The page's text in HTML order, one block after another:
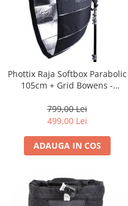
Phottix Raja Softbox Parabolic
105cm + Grid Bowens -
799,00 Lei
499,00 Lei
ADAUGA IN COS